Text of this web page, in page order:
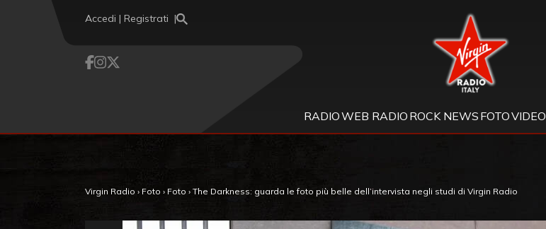
Accedi | Registrati Virgin Radio
RADIOWEB RADIO ROCK NEWS FOTOVIDEO
Virgin Radio › Foto › Foto › The Darkness: guarda le foto più belle dell’intervista negli studi di Virgin Radio